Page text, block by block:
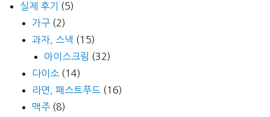
실제 후기
(5)
가구 (2)
과자, 스낵 (15)
아이스크림 (32)
다이소 (14)
라면, 패스트푸드 (16)
맥주 (8)